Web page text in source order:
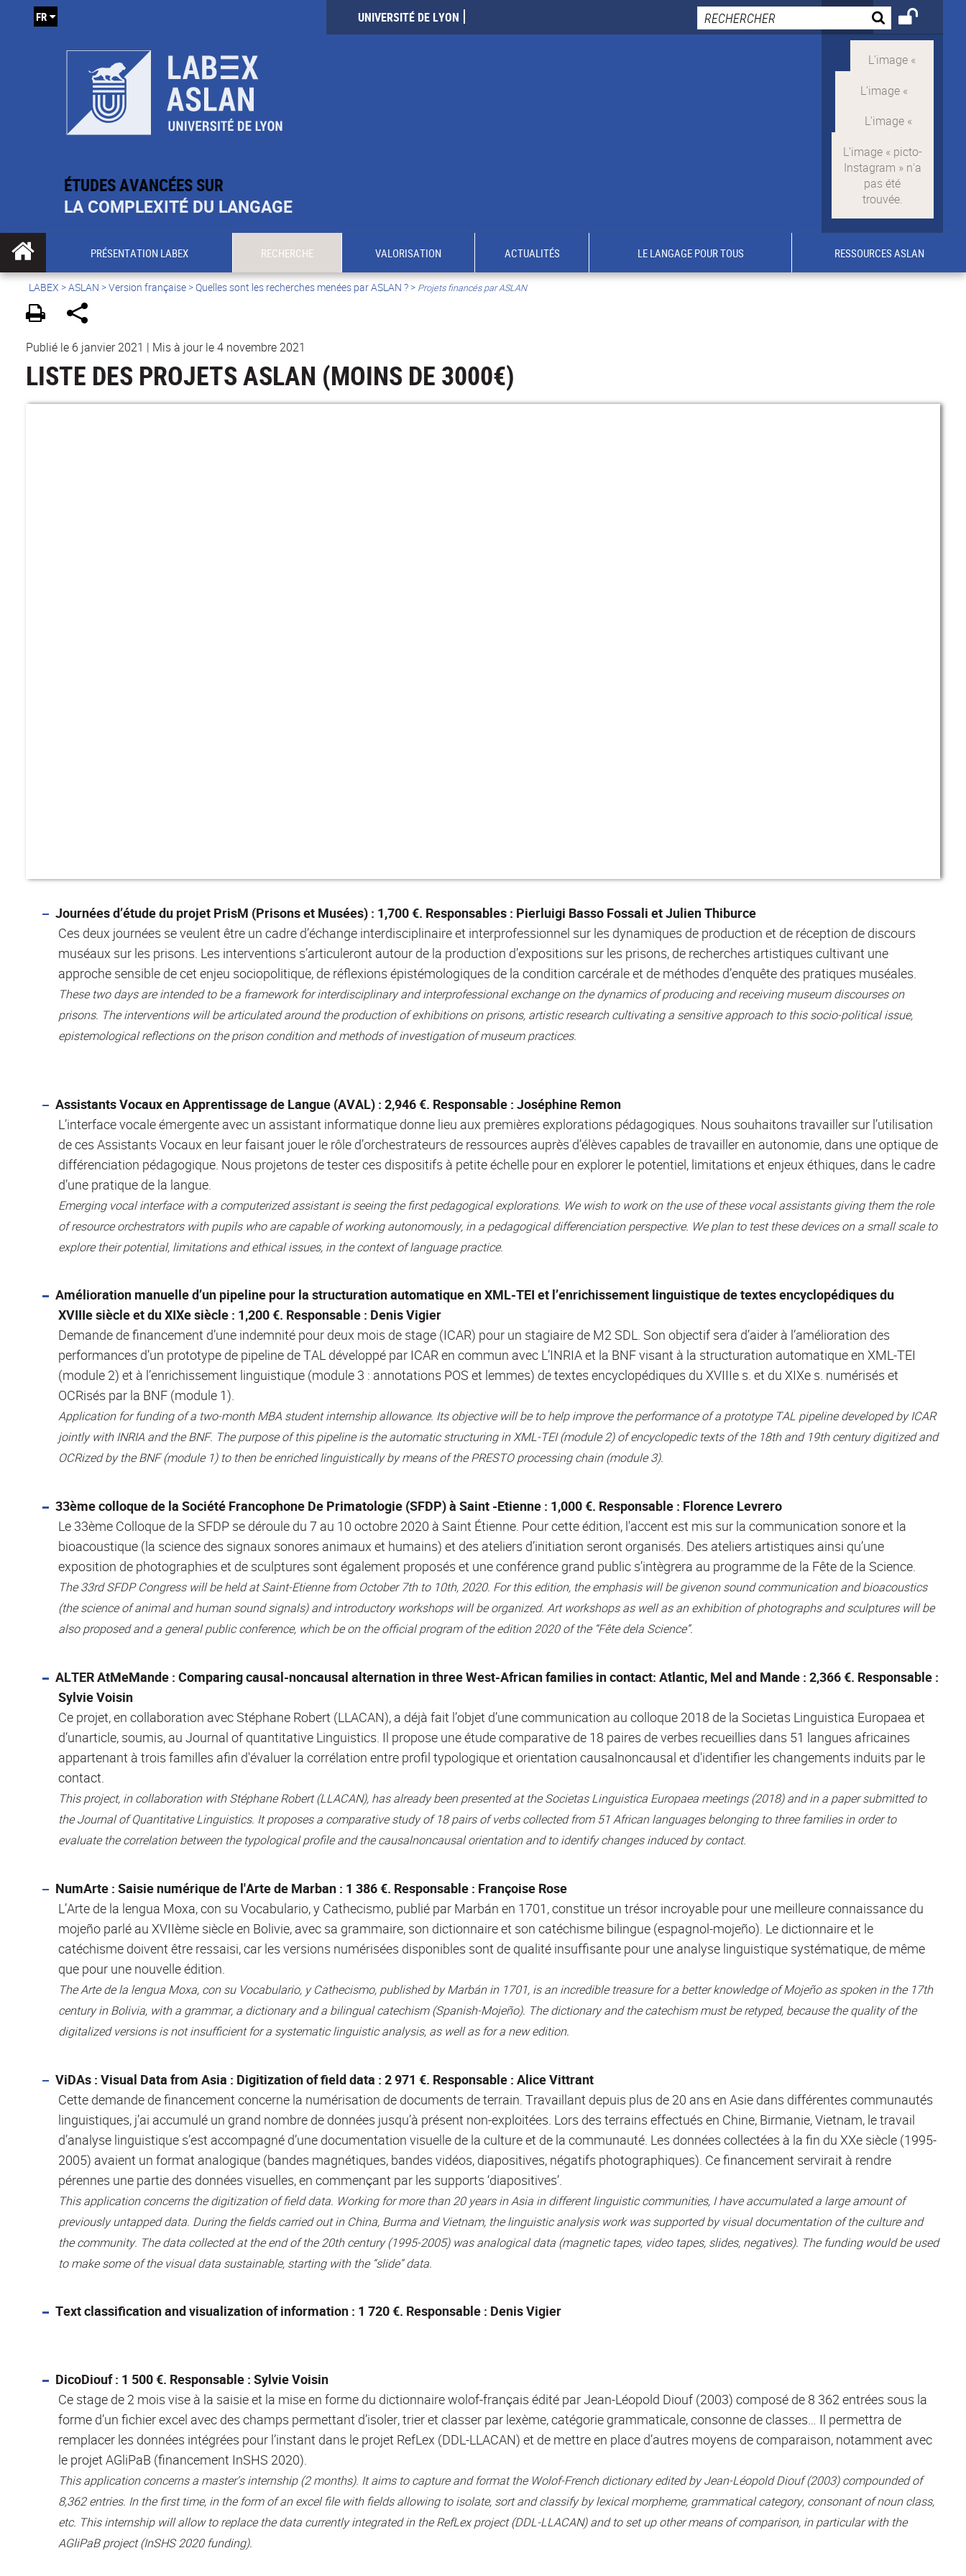
ÉTUDES AVANCÉES SUR
LA COMPLEXITÉ DU LANGAGE
UNIVERSITÉ DE LYON
FR
PRÉSENTATION LABEX RECHERCHE VALORISATION ACTUALITÉS LE LANGAGE POUR TOUS RESSOURCES ASLAN
LABEX >ASLAN >Version française>Quelles sont les recherches menées par ASLAN ?> Projets financés par ASLAN
Publié le 6 janvier 2021 | Mis à jour le 4 novembre 2021
LISTE DES PROJETS ASLAN (MOINS DE 3000€)
Journées d’étude du projet PrisM (Prisons et Musées) : 1,700 €. Responsables : Pierluigi Basso Fossali et Julien Thiburce
Ces deux journées se veulent être un cadre d’échange interdisciplinaire et interprofessionnel sur les dynamiques de production et de réception de discours
muséaux sur les prisons. Les interventions s’articuleront autour de la production d’expositions sur les prisons, de recherches artistiques cultivant une
approche sensible de cet enjeu sociopolitique, de réflexions épistémologiques de la condition carcérale et de méthodes d’enquête des pratiques muséales.
These two days are intended to be a framework for interdisciplinary and interprofessional exchange on the dynamics of producing and receiving museum discourses on
prisons. The interventions will be articulated around the production of exhibitions on prisons, artistic research cultivating a sensitive approach to this socio-political issue,
epistemological reflections on the prison condition and methods of investigation of museum practices.
Assistants Vocaux en Apprentissage de Langue (AVAL) : 2,946 €. Responsable : Joséphine Remon
L’interface vocale émergente avec un assistant informatique donne lieu aux premières explorations pédagogiques. Nous souhaitons travailler sur l’utilisation
de ces Assistants Vocaux en leur faisant jouer le rôle d’orchestrateurs de ressources auprès d’élèves capables de travailler en autonomie, dans une optique de
différenciation pédagogique. Nous projetons de tester ces dispositifs à petite échelle pour en explorer le potentiel, limitations et enjeux éthiques, dans le cadre
d’une pratique de la langue.
Emerging vocal interface with a computerized assistant is seeing the first pedagogical explorations. We wish to work on the use of these vocal assistants giving them the role
of resource orchestrators with pupils who are capable of working autonomously, in a pedagogical differenciation perspective. We plan to test these devices on a small scale to
explore their potential, limitations and ethical issues, in the context of language practice.
Amélioration manuelle d’un pipeline pour la structuration automatique en XML-TEI et l’enrichissement linguistique de textes encyclopédiques du
XVIIIe siècle et du XIXe siècle : 1,200 €. Responsable : Denis Vigier
Demande de financement d’une indemnité pour deux mois de stage (ICAR) pour un stagiaire de M2 SDL. Son objectif sera d’aider à l’amélioration des
performances d’un prototype de pipeline de TAL développé par ICAR en commun avec L’INRIA et la BNF visant à la structuration automatique en XML-TEI
(module 2) et à l’enrichissement linguistique (module 3 : annotations POS et lemmes) de textes encyclopédiques du XVIIIe s. et du XIXe s. numérisés et
OCRisés par la BNF (module 1).
Application for funding of a two-month MBA student internship allowance. Its objective will be to help improve the performance of a prototype TAL pipeline developed by ICAR
jointly with INRIA and the BNF. The purpose of this pipeline is the automatic structuring in XML-TEI (module 2) of encyclopedic texts of the 18th and 19th century digitized and
OCRized by the BNF (module 1) to then be enriched linguistically by means of the PRESTO processing chain (module 3).
33ème colloque de la Société Francophone De Primatologie (SFDP) à Saint -Etienne : 1,000 €. Responsable : Florence Levrero
Le 33ème Colloque de la SFDP se déroule du 7 au 10 octobre 2020 à Saint Étienne. Pour cette édition, l'accent est mis sur la communication sonore et la
bioacoustique (la science des signaux sonores animaux et humains) et des ateliers d’initiation seront organisés. Des ateliers artistiques ainsi qu’une
exposition de photographies et de sculptures sont également proposés et une conférence grand public s’intègrera au programme de la Fête de la Science.
The 33rd SFDP Congress will be held at Saint-Etienne from October 7th to 10th, 2020. For this edition, the emphasis will be givenon sound communication and bioacoustics
(the science of animal and human sound signals) and introductory workshops will be organized. Art workshops as well as an exhibition of photographs and sculptures will be
also proposed and a general public conference, which be on the official program of the edition 2020 of the “Fête dela Science”.
ALTER AtMeMande : Comparing causal-noncausal alternation in three West-African families in contact: Atlantic, Mel and Mande : 2,366 €. Responsable :
Sylvie Voisin
Ce projet, en collaboration avec Stéphane Robert (LLACAN), a déjà fait l’objet d’une communication au colloque 2018 de la Societas Linguistica Europaea et
d’unarticle, soumis, au Journal of quantitative Linguistics. Il propose une étude comparative de 18 paires de verbes recueillies dans 51 langues africaines
appartenant à trois familles afin d'évaluer la corrélation entre profil typologique et orientation causalnoncausal et d'identifier les changements induits par le
contact.
This project, in collaboration with Stéphane Robert (LLACAN), has already been presented at the Societas Linguistica Europaea meetings (2018) and in a paper submitted to
the Journal of Quantitative Linguistics. It proposes a comparative study of 18 pairs of verbs collected from 51 African languages belonging to three families in order to
evaluate the correlation between the typological profile and the causalnoncausal orientation and to identify changes induced by contact.
NumArte : Saisie numérique de l'Arte de Marban : 1 386 €. Responsable : Françoise Rose
L’Arte de la lengua Moxa, con su Vocabulario, y Cathecismo, publié par Marbán en 1701, constitue un trésor incroyable pour une meilleure connaissance du
mojeño parlé au XVIIème siècle en Bolivie, avec sa grammaire, son dictionnaire et son catéchisme bilingue (espagnol-mojeño). Le dictionnaire et le
catéchisme doivent être ressaisi, car les versions numérisées disponibles sont de qualité insuffisante pour une analyse linguistique systématique, de même
que pour une nouvelle édition.
The Arte de la lengua Moxa, con su Vocabulario, y Cathecismo, published by Marbán in 1701, is an incredible treasure for a better knowledge of Mojeño as spoken in the 17th
century in Bolivia, with a grammar, a dictionary and a bilingual catechism (Spanish-Mojeño). The dictionary and the catechism must be retyped, because the quality of the
digitalized versions is not insufficient for a systematic linguistic analysis, as well as for a new edition.
ViDAs : Visual Data from Asia : Digitization of field data : 2 971 €. Responsable : Alice Vittrant
Cette demande de financement concerne la numérisation de documents de terrain. Travaillant depuis plus de 20 ans en Asie dans différentes communautés
linguistiques, j’ai accumulé un grand nombre de données jusqu’à présent non-exploitées. Lors des terrains effectués en Chine, Birmanie, Vietnam, le travail
d’analyse linguistique s’est accompagné d’une documentation visuelle de la culture et de la communauté. Les données collectées à la fin du XXe siècle (1995-
2005) avaient un format analogique (bandes magnétiques, bandes vidéos, diapositives, négatifs photographiques). Ce financement servirait à rendre
pérennes une partie des données visuelles, en commençant par les supports ‘diapositives’.
This application concerns the digitization of field data. Working for more than 20 years in Asia in different linguistic communities, I have accumulated a large amount of
previously untapped data. During the fields carried out in China, Burma and Vietnam, the linguistic analysis work was supported by visual documentation of the culture and
the community. The data collected at the end of the 20th century (1995-2005) was analogical data (magnetic tapes, video tapes, slides, negatives). The funding would be used
to make some of the visual data sustainable, starting with the “slide” data.
Text classification and visualization of information : 1 720 €. Responsable : Denis Vigier
DicoDiouf : 1 500 €. Responsable : Sylvie Voisin
Ce stage de 2 mois vise à la saisie et la mise en forme du dictionnaire wolof-français édité par Jean-Léopold Diouf (2003) composé de 8 362 entrées sous la
forme d’un fichier excel avec des champs permettant d’isoler, trier et classer par lexème, catégorie grammaticale, consonne de classes… Il permettra de
remplacer les données intégrées pour l’instant dans le projet RefLex (DDL-LLACAN) et de mettre en place d’autres moyens de comparaison, notamment avec
le projet AGliPaB (financement InSHS 2020).
This application concerns a master’s internship (2 months). It aims to capture and format the Wolof-French dictionary edited by Jean-Léopold Diouf (2003) compounded of
8,362 entries. In the first time, in the form of an excel file with fields allowing to isolate, sort and classify by lexical morpheme, grammatical category, consonant of noun class,
etc. This internship will allow to replace the data currently integrated in the RefLex project (DDL-LLACAN) and to set up other means of comparison, in particular with the
AGliPaB project (InSHS 2020 funding).